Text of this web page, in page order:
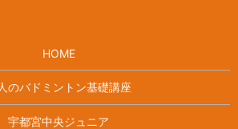
HOME
のバドミントン基礎講座
宇都宮中央ジュニア